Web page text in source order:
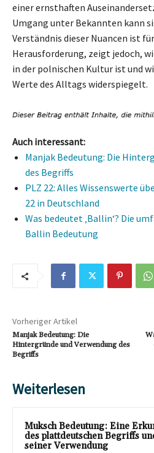
einer ernsthaften
Umgang unter Bekannten kann
Verständnis dieser Nuancen ist
Herausforderung, zeigt jedoch,
in der polnischen Kultur ist und
Werte des Alltags widerspiegelt.
Auch interessant:
Manjak Bedeutung: Die
des Begriffs
PLZ 22: Alles Wissenswerte
22 in Deutschland
Was bedeutet ‚Ballin‘? Die
Ballin Bedeutung
Vorheriger Artikel
Manjak Bedeutung: Die
Hintergründe und Verwendung des
Begriffs
Weiterlesen
Muksch Bedeutung: Eine
des plattdeutschen Begriffs
seiner Verwendung